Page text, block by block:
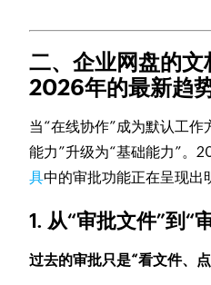
二、企业网盘的文
2026年的最新趋
当“在线协作”成为默认工作
能力”升级为“基础能力”。
具中的审批功能正在呈现出
1. 从“审批文件”到“
过去的审批只是“看文件、